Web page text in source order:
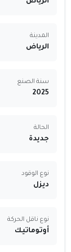
الرياض
المدينة
الرياض
سنة الصنع
2025
الحالة
جديدة
نوع الوقود
ديزل
نوع ناقل الحركة
أوتوماتيك